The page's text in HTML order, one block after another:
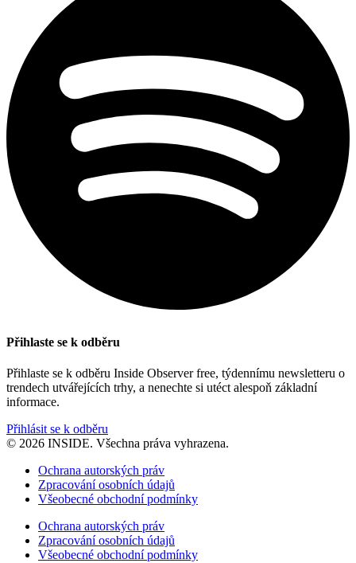
Přihlaste se k odběru
Přihlaste se k odběru Inside Observer free, týdennímu newsletteru o
trendech utvářejících trhy, a nenechte si utéct alespoň základní
informace.
Přihlásit se k odběru
© 2026 INSIDE. Všechna práva vyhrazena.
Ochrana autorských práv
Zpracování osobních údajů
Všeobecné obchodní podmínky
Ochrana autorských práv
Zpracování osobních údajů
Všeobecné obchodní podmínky